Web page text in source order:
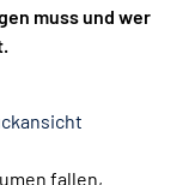
muss und wer
fallen,